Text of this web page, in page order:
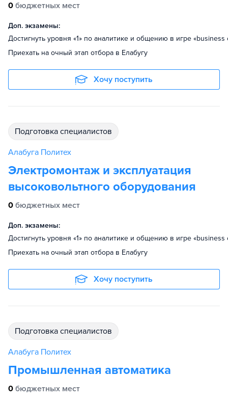
0 бюджетных мест
Доп. экзамены:
Достигнуть уровня «1» по аналитике и общению в игре «business
Приехать на очный этап отбора в Елабугу
Хочу поступить
подготовка специалистов
Алабуга Политех
Электромонтаж и эксплуатация
высоковольтного оборудования
0 бюджетных мест
Доп. экзамены:
Достигнуть уровня «1» по аналитике и общению в игре «business
Приехать на очный этап отбора в Елабугу
Хочу поступить
подготовка специалистов
Алабуга Политех
Промышленная автоматика
0 бюджетных мест